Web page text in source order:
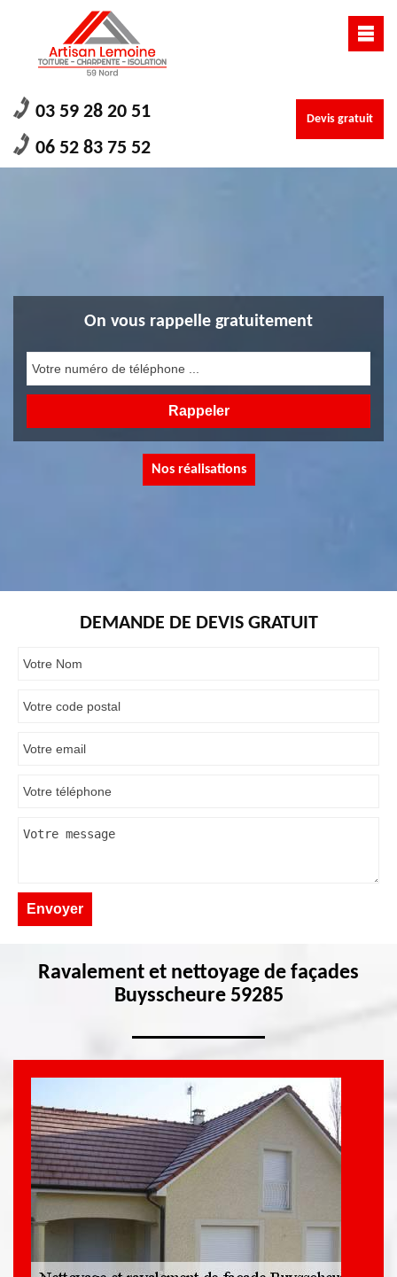
03 59 28 20 51
06 52 83 75 52
Devis gratuit
On vous rappelle gratuitement
Nos réalisations
DEMANDE DE DEVIS GRATUIT
Ravalement et nettoyage de façades
Buysscheure 59285